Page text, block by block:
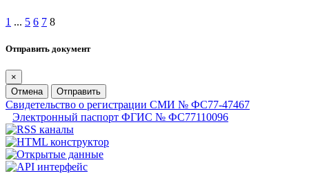
1 ... 5 6 7 8
Отправить документ
×
Отмена
Отправить
Свидетельство о регистрации СМИ № ФС77-47467
Электронный паспорт ФГИС № ФС77110096